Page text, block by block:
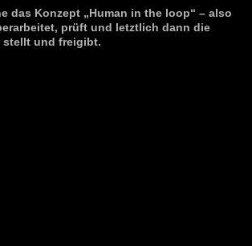
das Konzept „Human in the loop“ – also
prüft und letztlich dann die
stellt und freigibt.